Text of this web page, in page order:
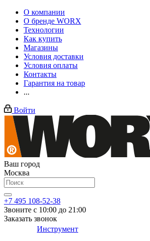
О компании
О бренде WORX
Технологии
Как купить
Магазины
Условия доставки
Условия оплаты
Контакты
Гарантия на товар
...
Войти
Ваш город
Москва
+7 495 108-52-38
Звоните с 10:00 до 21:00
Заказать звонок
Инструмент